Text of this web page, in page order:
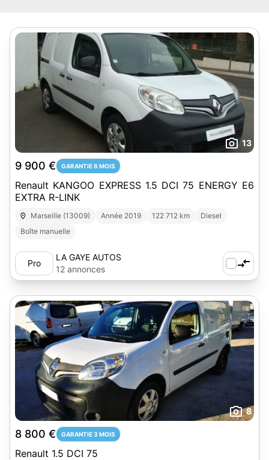
13
9 900 € GARANTIE 6 MOIS
Renault KANGOO EXPRESS 1.5 DCI 75 ENERGY E6
EXTRA R-LINK
Marseille (13009) Année 2019 122 712 km
Diesel
Boîte manuelle
Pro
LA GAYE AUTOS
12 annonces
8
8 800 € GARANTIE 3 MOIS
Renault 1.5 DCI 75